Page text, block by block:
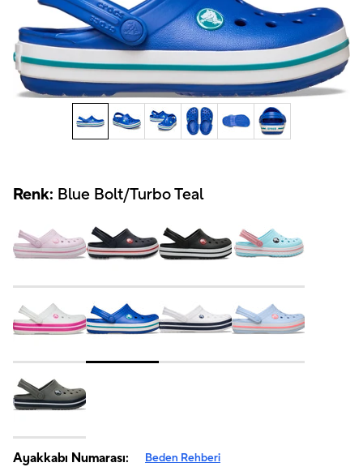
Renk: Blue Bolt/Turbo Teal
Ayakkabı Numarası: Beden Rehberi